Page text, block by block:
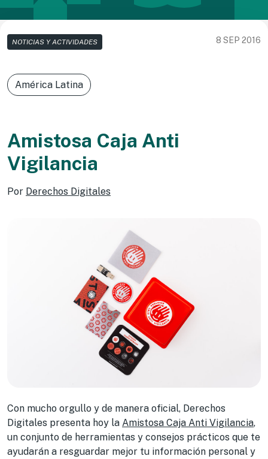
NOTICIAS Y ACTIVIDADES 8 SEP 2016
América Latina
Amistosa Caja Anti
Vigilancia
Por Derechos Digitales
Con mucho orgullo y de manera oficial, Derechos
Digitales presenta hoy la Amistosa Caja Anti Vigilancia,
un conjunto de herramientas y consejos prácticos que te
ayudarán a resguardar mejor tu información personal y